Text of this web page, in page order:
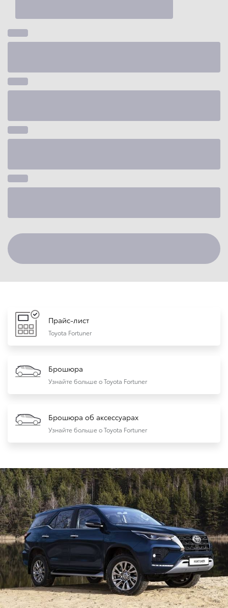
Прайс-лист
Toyota Fortuner
Брошюра
Узнайте больше о Toyota Fortuner
Брошюра об аксессуарах
Узнайте больше о Toyota Fortuner